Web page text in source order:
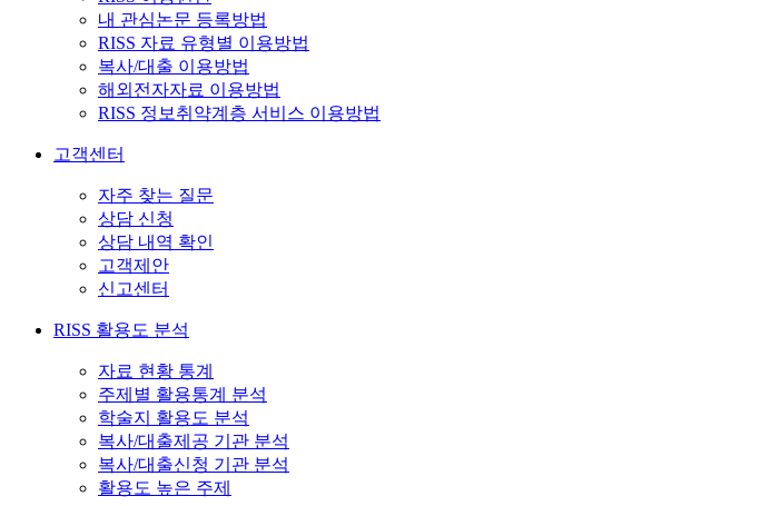
내 관심논문 등록방법
RISS 자료 유형별 이용방법
복사/대출 이용방법
해외전자자료 이용방법
RISS 정보취약계층 서비스 이용방법
고객센터
자주 찾는 질문
상담 신청
상담 내역 확인
고객제안
신고센터
RISS 활용도 분석
자료 현황 통계
주제별 활용통계 분석
학술지 활용도 분석
복사/대출제공 기관 분석
복사/대출신청 기관 분석
활용도 높은 주제